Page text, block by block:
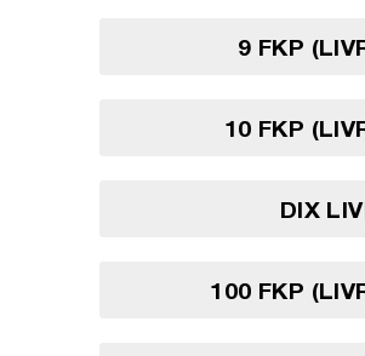
9 FKP
10 FKP
DIX
100 FKP